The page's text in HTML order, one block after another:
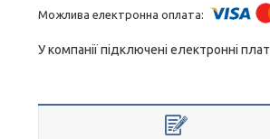
У компанії підключені електронні